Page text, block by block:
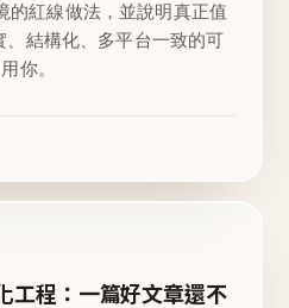
的紅線做法，並說明真正值
結構化、多平台一致的可
你。
工程：一篇好文章還不